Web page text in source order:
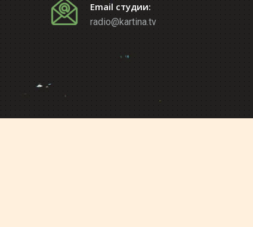
Email студии:
radio@kartina.tv